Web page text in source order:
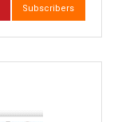
Subscribers